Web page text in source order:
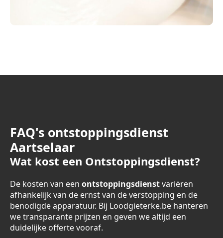
FAQ's ontstoppingsdienst
Aartselaar
Wat kost een Ontstoppingsdienst?
De kosten van een ontstoppingsdienstvariëren
afhankelijk van de ernst van de verstopping en de
benodigde apparatuur. Bij Loodgieterke.be hanteren
we transparante prijzen en geven we altijd een
duidelijke offerte vooraf.